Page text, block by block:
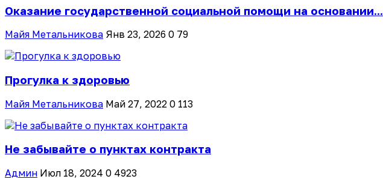
Оказание государственной социальной помощи на основании...
Майя Метальникова Янв 23, 2026 0 79
Прогулка к здоровью
Майя Метальникова Май 27, 2022 0 113
Не забывайте о пунктах контракта
Админ Июл 18, 2024 0 4923